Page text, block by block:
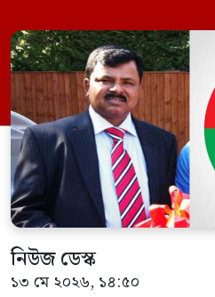
ইফতেখার আহমদ
মঙ্গলবার দুপুরে মামলার
প্রমাণ জেরা শেষে আসামিরা
হওয়ায় খালাস দেন
নিউজ ডেস্ক
১৩ মে ২০২৬, ১৪:৫০